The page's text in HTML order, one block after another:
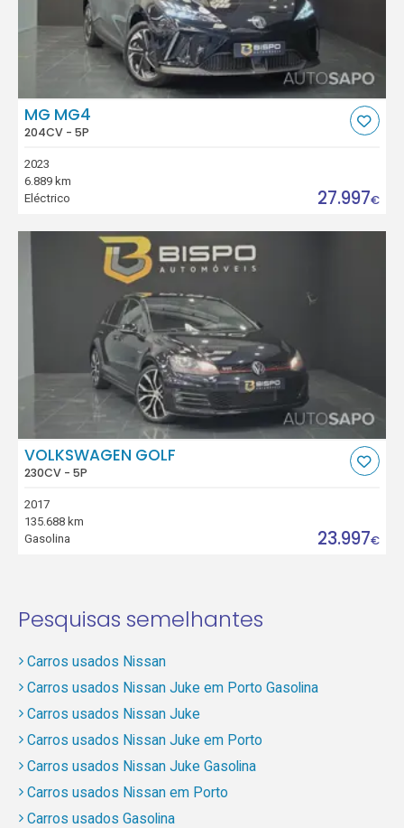
MG MG4
204CV - 5P
2023
6.889 km
Eléctrico
27.997€
VOLKSWAGEN GOLF
230CV - 5P
2017
135.688 km
Gasolina
23.997€
Pesquisas semelhantes
Carros usados Nissan
Carros usados Nissan Juke em Porto Gasolina
Carros usados Nissan Juke
Carros usados Nissan Juke em Porto
Carros usados Nissan Juke Gasolina
Carros usados Nissan em Porto
Carros usados Gasolina